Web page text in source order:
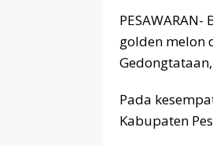
golden melon
Pada
Kabupaten